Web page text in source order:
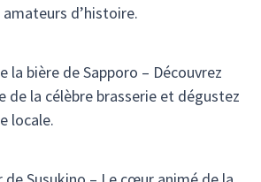
amateurs d’histoire.
la bière de Sapporo – Découvrez
de la célèbre brasserie et dégustez
locale.